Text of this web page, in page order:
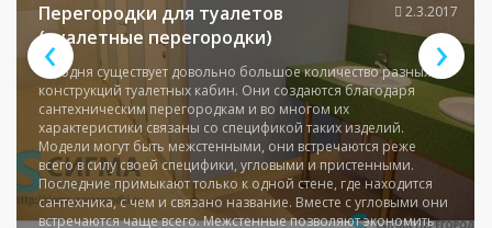
Перегородки для туалетов
(туалетные перегородки)
Сегодня существует довольно большое количество разных
конструкций туалетных кабин. Они создаются благодаря
сантехническим перегородкам и во многом их
характеристики связаны со спецификой таких изделий.
Модели могут быть межстенными, они встречаются реже
всего в силу своей специфики, угловыми и пристенными.
Последние примыкают только к одной стене, где находится
сантехника, с чем и связано название. Вместе с угловыми они
встречаются чаще всего. Межстенные позволяют экономить
2.3.2017
‹ ›